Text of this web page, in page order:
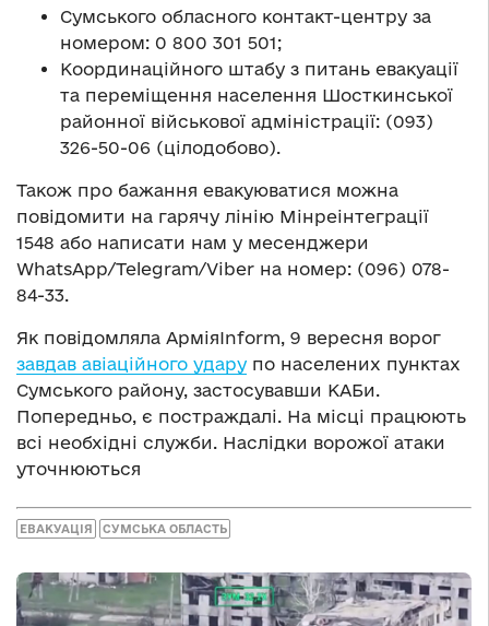
Сумського обласного контакт-центру за
номером: 0 800 301 501;
Координаційного штабу з питань евакуації
та переміщення населення Шосткинської
районної військової адміністрації: (093)
326-50-06 (цілодобово).
Також про бажання евакуюватися можна
повідомити на гарячу лінію Мінреінтеграції
1548 або написати нам у месенджери
WhatsApp/Telegram/Viber на номер: (096) 078-
84-33.
Як повідомляла АрміяInform, 9 вересня ворог
завдав авіаційного удару по населених пунктах
Сумського району, застосувавши КАБи.
Попередньо, є постраждалі. На місці працюють
всі необхідні служби. Наслідки ворожої атаки
уточнюються
ЕВАКУАЦІЯ СУМСЬКА ОБЛАСТЬ